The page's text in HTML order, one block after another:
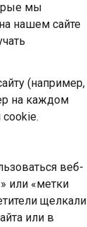
мы
нашем сайте
(например,
на каждом
cookie.
веб-
или «метки
щелкали
или в